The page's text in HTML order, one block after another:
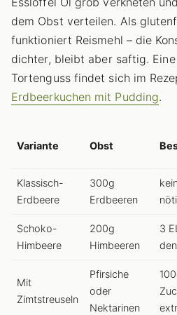
dem Obst verteilen. Als
funktioniert Reismehl – die
dichter, bleibt aber saftig.
Tortenguss findet sich im
Erdbeerkuchen mit Pudding.
Variante Obst
Klassisch-
Erdbeere
300g
Erdbeeren
Schoko-
Himbeere
200g
Himbeeren
3
Mit
Zimtstreuseln
Pfirsiche
oder
Nektarinen